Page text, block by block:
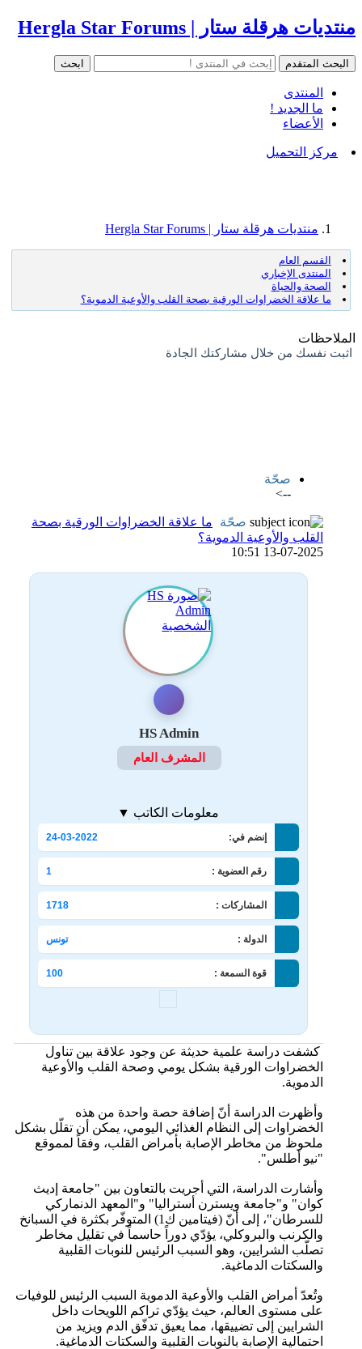
منتديات هرقلة ستار | Hergla Star Forums
المنتدى
ما الجديد !
الأعضاء
مركز التحميل
منتديات هرقلة ستار | Hergla Star Forums
القسم العام
المنتدى الإخباري
الصحة والحياة
ما علاقة الخضراوات الورقية بصحة القلب والأوعية الدموية؟
الملاحظات
اثبت نفسك من خلال مشاركتك الجادة
صحّة
-->
صحّة
ما علاقة الخضراوات الورقية بصحة
القلب والأوعية الدموية؟
13-07-2025 10:51
HS Admin
المشرف العام
معلومات الكاتب ▼
إنضم في: 24-03-2022
رقم العضوية : 1
المشاركات : 1718
الدولة : تونس
قوة السمعة : 100
كشفت دراسة علمية حديثة عن وجود علاقة بين تناول
الخضراوات الورقية بشكل يومي وصحة القلب والأوعية
الدموية.
وأظهرت الدراسة أنّ إضافة حصة واحدة من هذه
الخضراوات إلى النظام الغذائي اليومي، يمكن أن تقلّل بشكل
ملحوظ من مخاطر الإصابة بأمراض القلب، وفقاً لمموقع
"نيو أطلس".
وأشارت الدراسة، التي أجريت بالتعاون بين "جامعة إديث
كوان" و"جامعة ويسترن أستراليا" و"المعهد الدنماركي
للسرطان"، إلى أنّ (فيتامين ك1) المتوفّر بكثرة في السبانخ
والكرنب والبروكلي، يؤدّي دوراً حاسماً في تقليل مخاطر
تصلّب الشرايين، وهو السبب الرئيس للنوبات القلبية
والسكتات الدماغية.
وتُعدّ أمراض القلب والأوعية الدموية السبب الرئيس للوفيات
على مستوى العالم، حيث يؤدّي تراكم اللويحات داخل
الشرايين إلى تضييقها، مما يعيق تدفّق الدم ويزيد من
احتمالية الإصابة بالنوبات القلبية والسكتات الدماغية.